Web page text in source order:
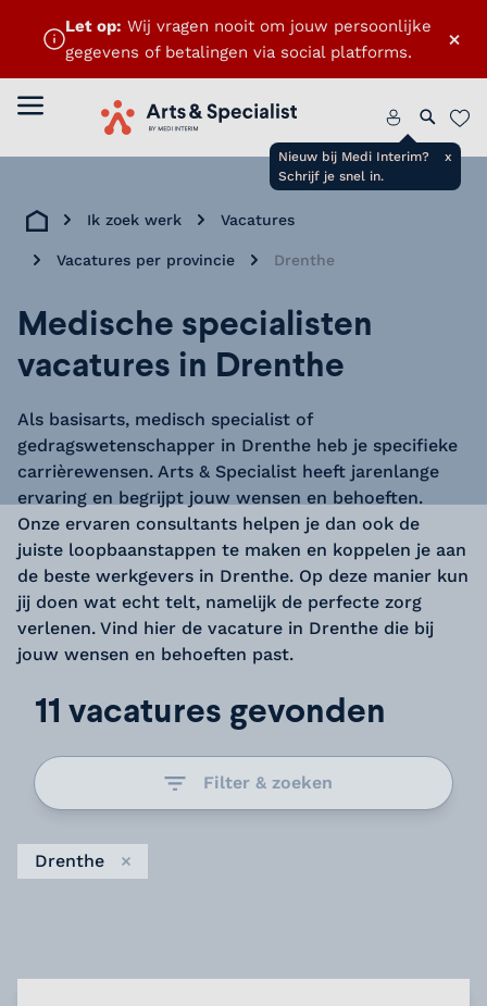
×
Let op: Wij vragen nooit om jouw persoonlijke
gegevens of betalingen via social platforms.
Menu openen
Home
Nieuw bij Medi Interim?
Schrijf je snel in.
x
Zoeken
Home
Ik zoek werk Vacatures
Vacatures per provincie Drenthe
Medische specialisten
vacatures in Drenthe
Als basisarts, medisch specialist of
gedragswetenschapper in Drenthe heb je specifieke
carrièrewensen. Arts & Specialist heeft jarenlange
ervaring en begrijpt jouw wensen en behoeften.
Onze ervaren consultants helpen je dan ook de
juiste loopbaanstappen te maken en koppelen je aan
de beste werkgevers in Drenthe. Op deze manier kun
jij doen wat echt telt, namelijk de perfecte zorg
verlenen. Vind hier de vacature in Drenthe die bij
jouw wensen en behoeften past.
11 vacatures gevonden
Filter & zoeken
Drenthe
Verwijder